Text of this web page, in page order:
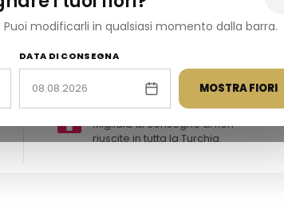
modificarli in qualsiasi momento dalla barra.
DATA DI CONSEGNA
MOSTRA FIORI
la casa o regali unici. Ogni composizione è
consegna in giornata in tutta la Turchia,
10.000+ consegne
Migliaia di consegne di fiori
riuscite in tutta la Turchia.